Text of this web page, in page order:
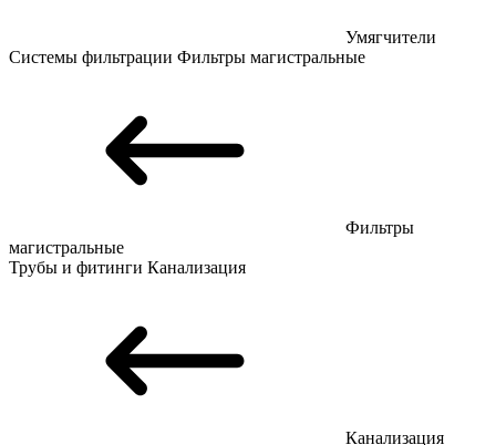
Умягчители
Системы фильтрации Фильтры магистральные
Фильтры
магистральные
Трубы и фитинги Канализация
Канализация